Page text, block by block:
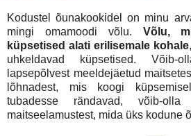
Kodustel õunakookidel on minu
mingi omamoodi võlu. Võlu,
küpsetised alati erilisemale kohale
uhkeldavad küpsetised.
lapsepõlvest meeldejäetud
lõhnadest, mis koogi
tubadesse rändavad, võib-
maitseelamustest, mida üks kodune